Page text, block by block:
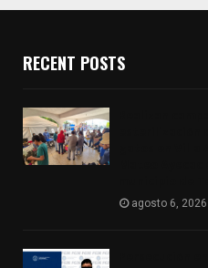
RECENT POSTS
agosto 6, 2026